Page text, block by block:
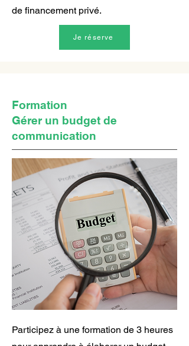
de financement privé.
Je réserve
Formation
Gérer un budget de
communication
Participez à une formation de 3 heures